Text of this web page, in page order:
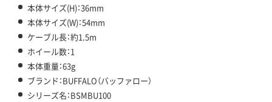
本体サイズ(H)：36mm
本体サイズ(W)：54mm
ケーブル長：約1.5m
ホイール数：1
本体重量：63g
ブランド：BUFFALO（バッファロー）
シリーズ名：BSMBU100